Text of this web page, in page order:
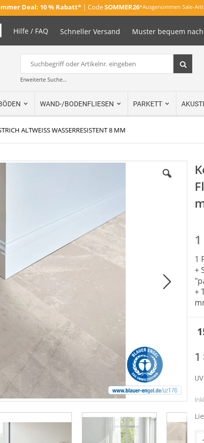
Deal: 10 % Rabatt*| CodeSOMMER26*Ausgenommen Sale-
Hilfe / FAQ Schneller Versand Muster bequem
Suche
Erweiterte Suche...
WAND-/BODENFLIESEN PARKETT
ALTWEISS WASSERRESISTENT 8 MM
1
+
+
1